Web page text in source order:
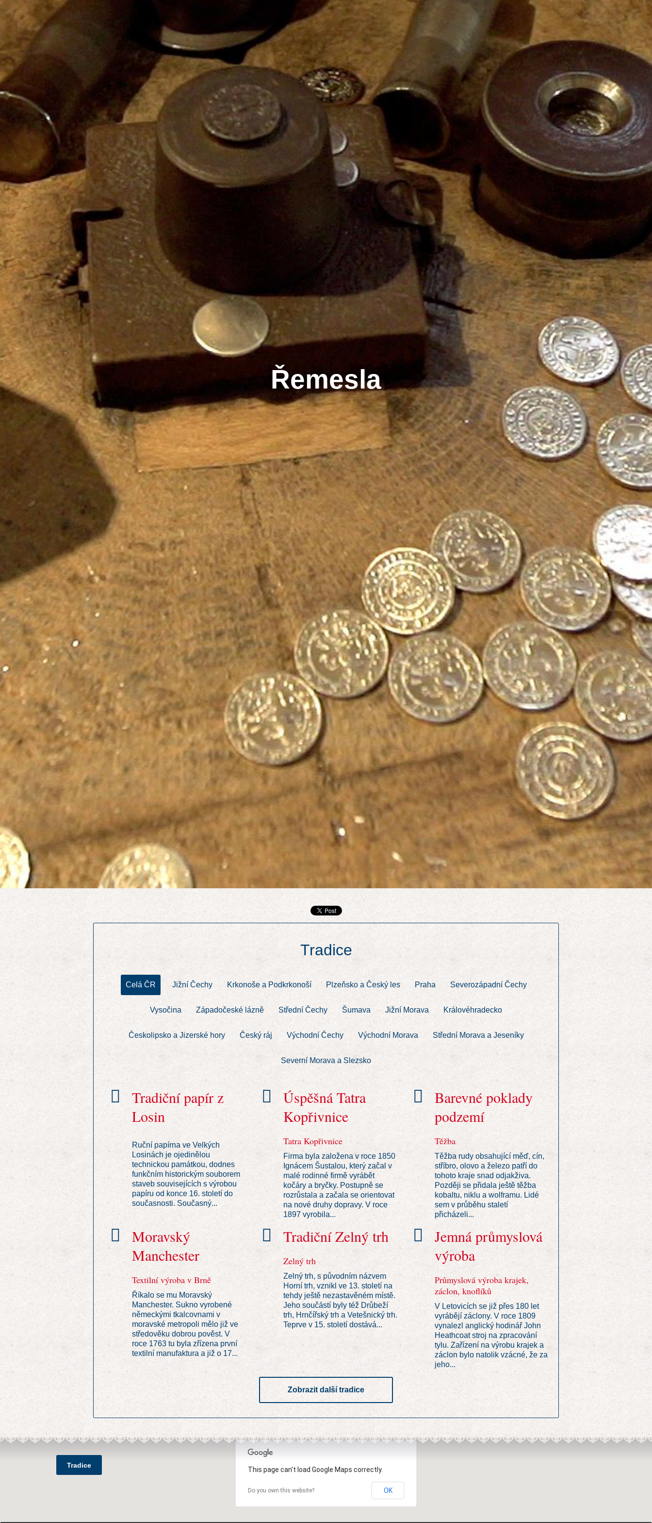
Řemesla
Tradice
Celá ČR Jižní Čechy Krkonoše a Podkrkonoší Plzeňsko a Český les Praha Severozápadní Čechy
Vysočina Západočeské lázně Střední Čechy Šumava Jižní Morava Královéhradecko
Českolipsko a Jizerské hory Český ráj Východní Čechy Východní Morava Střední Morava a Jeseníky
Severní Morava a Slezsko
Tradiční papír z
Losin
Ruční papírna ve Velkých
Losinách je ojedinělou
technickou památkou, dodnes
funkčním historickým souborem
staveb souvisejících s výrobou
papíru od konce 16. století do
současnosti. Současný...
Úspěšná Tatra
Kopřivnice
Tatra Kopřivnice
Firma byla založena v roce 1850
Ignácem Šustalou, který začal v
malé rodinné firmě vyrábět
kočáry a bryčky. Postupně se
rozrůstala a začala se orientovat
na nové druhy dopravy. V roce
1897 vyrobila...
Barevné poklady
podzemí
Těžba
Těžba rudy obsahující měď, cín,
stříbro, olovo a železo patří do
tohoto kraje snad odjakživa.
Později se přidala ještě těžba
kobaltu, niklu a wolframu. Lidé
sem v průběhu staletí
přicházeli...
Moravský
Manchester
Textilní výroba v Brně
Říkalo se mu Moravský
Manchester. Sukno vyrobené
německými tkalcovnami v
moravské metropoli mělo již ve
středověku dobrou pověst. V
roce 1763 tu byla zřízena první
textilní manufaktura a již o 17...
Tradiční Zelný trh
Zelný trh
Zelný trh, s původním názvem
Horní trh, vznikl ve 13. století na
tehdy ještě nezastavěném místě.
Jeho součástí byly též Drůbeží
trh, Hrnčířský trh a Vetešnický trh.
Teprve v 15. století dostává...
Jemná průmyslová
výroba
Průmyslová výroba krajek,
záclon, knoflíků
V Letovicích se již přes 180 let
vyrábějí záclony. V roce 1809
vynalezl anglický hodinář John
Heathcoat stroj na zpracování
tylu. Zařízení na výrobu krajek a
záclon bylo natolik vzácné, že za
jeho...
Zobrazit další tradice
Tradice
This page can't load Google Maps correctly.
Do you own this website? OK